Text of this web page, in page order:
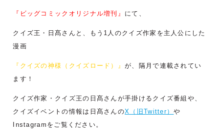
『ビッグコミックオリジナル増刊』 にて、
クイズ王・日髙さんと、もう1人のクイズ作家を主人公にした
漫画
『クイズの神様（クイズロード）』が、隔月で連載されてい
ます！
クイズ作家・クイズ王の日髙さんが手掛けるクイズ番組や、
クイズイベントの情報は日髙さんのX（旧Twitter）や
Instagramをご覧ください。